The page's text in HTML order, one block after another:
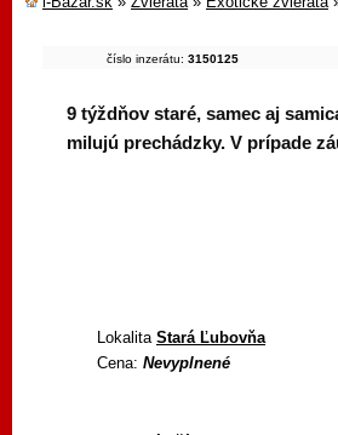
číslo inzerátu: 3150125
9 týždňov staré, samec aj
milujú prechádzky. V prípade
Lokalita Stará Ľubovňa
Cena: Nevyplnené